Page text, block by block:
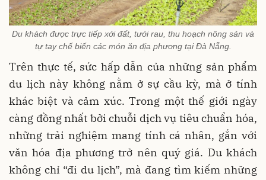
Du khách được trực tiếp xới đất, tưới rau, thu hoạch nông sản và
tự tay chế biến các món ăn địa phương tại Đà Nẵng.
Trên thực tế, sức hấp dẫn của những sản phẩm
du lịch này không nằm ở sự cầu kỳ, mà ở tính
khác biệt và cảm xúc. Trong một thế giới ngày
càng đồng nhất bởi chuỗi dịch vụ tiêu chuẩn hóa,
những trải nghiệm mang tính cá nhân, gắn với
văn hóa địa phương trở nên quý giá. Du khách
không chỉ “đi du lịch”, mà đang tìm kiếm những